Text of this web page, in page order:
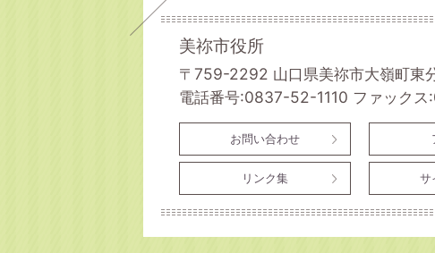
美祢市役所
〒759-2292 山口県美祢市大嶺町東
電話番号:0837-52-1110 ファック
お問い合わせ
リンク集 サ